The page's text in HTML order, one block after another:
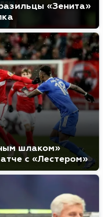
«Зенита»
шлаком»
с «Лестером»